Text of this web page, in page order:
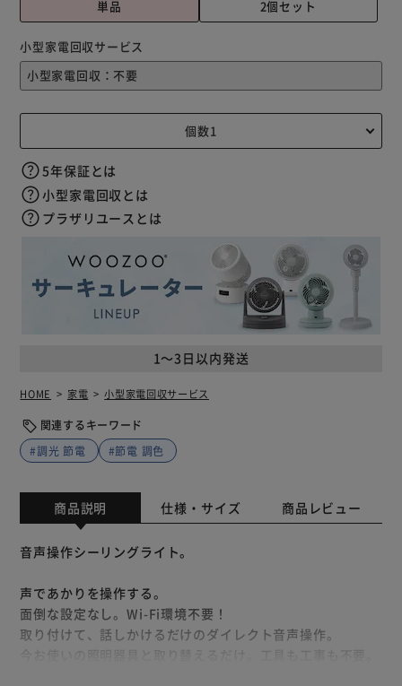
単品
2個セット
1～3日以内発送
小型家電回収サービス
5年保証とは
小型家電回収とは
プラザリユースとは
HOME 家電 小型家電回収サービス
関連するキーワード
#調光 節電
#節電 調色
商品説明 仕様・サイズ 商品レビュー
音声操作シーリングライト。
声であかりを操作する。
面倒な設定なし。Wi-Fi環境不要！
取り付けて、話しかけるだけのダイレクト音声操作。